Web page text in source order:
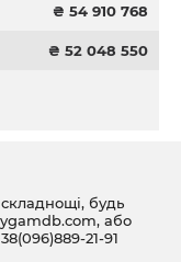
₴ 54 910 768
₴ 52 048 550
будь
, або
21-91